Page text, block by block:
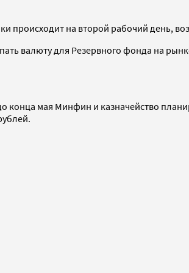
происходит на второй рабочий день,
валюту для Резервного фонда на
конца мая Минфин и казначейство